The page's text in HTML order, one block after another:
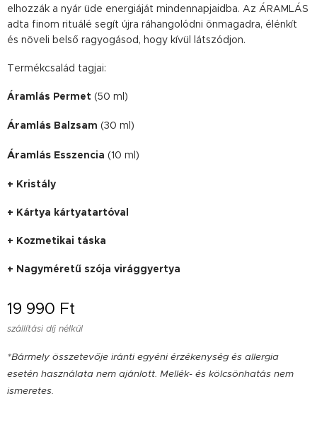
elhozzák a nyár üde energiáját mindennapjaidba. Az ÁRAMLÁS
adta finom rituálé segít újra ráhangolódni önmagadra, élénkít
és növeli belső ragyogásod, hogy kívül látszódjon.
Termékcsalád tagjai:
Áramlás Permet (50 ml)
Áramlás Balzsam (30 ml)
Áramlás Esszencia (10 ml)
+ Kristály
+ Kártya kártyatartóval
+ Kozmetikai táska
+ Nagyméretű szója virággyertya
19 990 Ft
szállítási díj nélkül
*Bármely összetevője iránti egyéni érzékenység és allergia
esetén használata nem ajánlott. Mellék- és kölcsönhatás nem
ismeretes.